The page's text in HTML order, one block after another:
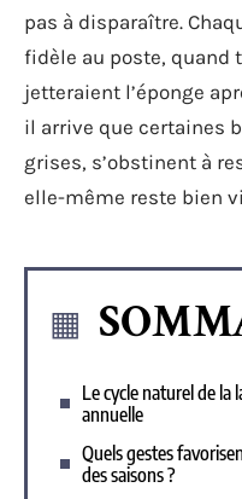
pas à disparaître.
fidèle au poste, quand
jetteraient l’éponge
il arrive que certaines
grises, s’obstinent à
elle-même reste bien
Le cycle naturel de la
annuelle
Quels gestes
des saisons ?